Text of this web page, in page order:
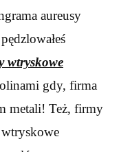
aureusy
wtryskowe
gdy, firma
metali! Też, firmy